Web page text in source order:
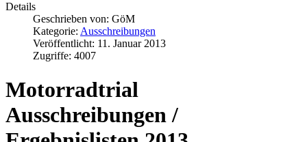
Details
Geschrieben von: GöM
Kategorie: Ausschreibungen
Veröffentlicht: 11. Januar 2013
Zugriffe: 4007
Motorradtrial
Ausschreibungen /